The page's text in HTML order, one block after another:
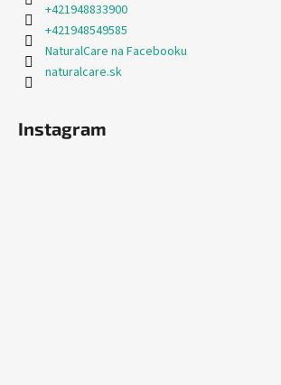
+421948833900
+421948549585
NaturalCare na Facebooku
naturalcare.sk
Instagram